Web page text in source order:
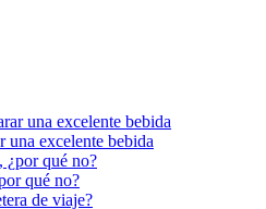
una excelente bebida
qué no?